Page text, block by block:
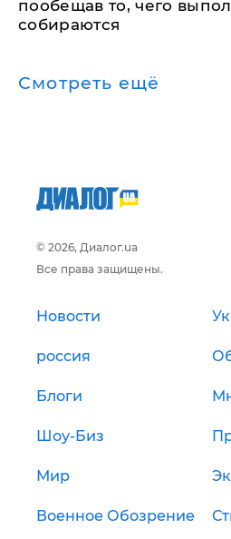
пообещав то, чего
собираются
Смотреть ещё
© 2026, Диалог.ua
Все права защищены.
Новости
россия
Блоги
Шоу-Биз
Мир
Военное Обозрение